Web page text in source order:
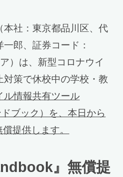
本社：東京都品川区、代
郎、証券コード：
）は、新型コロナウイ
対策で休校中の学校・教
ル情報共有ツール
ブック）を、本日から
提供します。
』無償提